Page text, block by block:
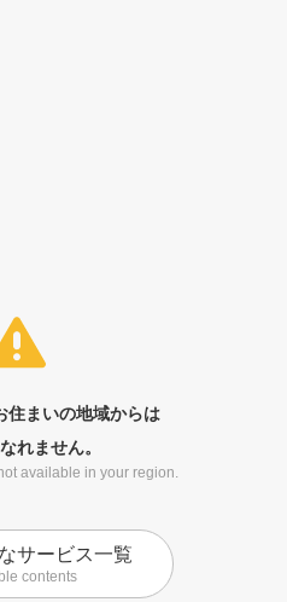
住まいの地域からは
れません。
available in your region.
サービス一覧
contents